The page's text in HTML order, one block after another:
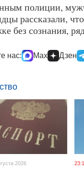
полиции,
рассказали,
без сознания,
нас: Max Дзен
2026